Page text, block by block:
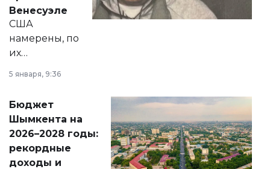
Венесуэле
США
намерены, по
их
принести
народу
Венесуэлы.
5 января, 9:36
Бюджет
Шымкента на
2026–2028 годы:
рекордные
доходы и